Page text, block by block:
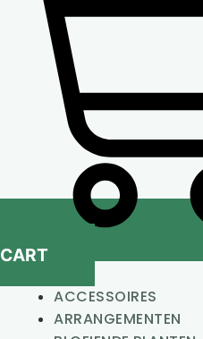
CART
ACCESSOIRES
ARRANGEMENTEN